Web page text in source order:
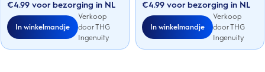
5
sterren.
253
beoordelingen
€4.99 voor bezorging in NL
In winkelmandje
Verkoop
door THG
Ingenuity
5
€4.99 voor bezorging in NL
In winkelmandje
Verkoop
door THG
Ingenuity